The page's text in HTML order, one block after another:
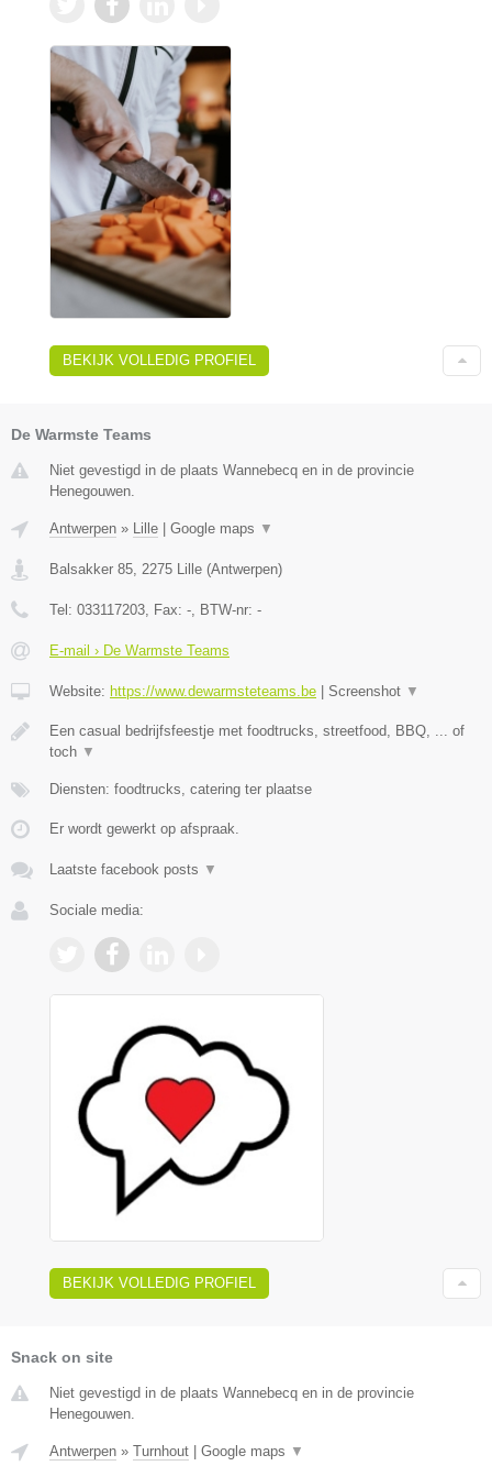
BEKIJK VOLLEDIG PROFIEL
De Warmste Teams
Niet gevestigd in de plaats Wannebecq en in de provincie
Henegouwen.
Antwerpen » Lille | Google maps ▼
Balsakker 85 2275 Lille (Antwerpen)
Tel: 033117203 , Fax: - , BTW-nr: -
E-mail › De Warmste Teams
Website: https://www.dewarmsteteams.be | Screenshot ▼
Een casual bedrijfsfeestje met foodtrucks, streetfood, BBQ, ... of
toch ▼
Diensten: foodtrucks, catering ter plaatse
Er wordt gewerkt op afspraak.
Laatste facebook posts ▼
Sociale media:
BEKIJK VOLLEDIG PROFIEL
Snack on site
Niet gevestigd in de plaats Wannebecq en in de provincie
Henegouwen.
Antwerpen » Turnhout | Google maps ▼